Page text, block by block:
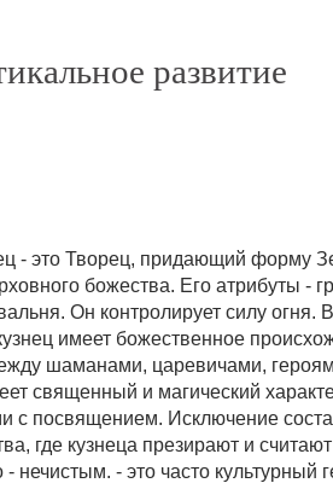
развитие
- это Творец, придающий форму
божества. Его атрибуты -
Он контролирует силу
имеет божественное
шаманами, царевичами,
священный и магический
с посвящением. Исключение
где кузнеца презирают и
нечистым. - это часто культурный